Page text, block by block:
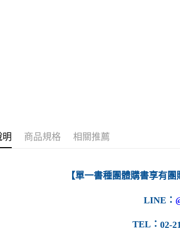
明 商品規格 相關推薦
【單一書種團體購書享有
LINE ：
TEL： 02-